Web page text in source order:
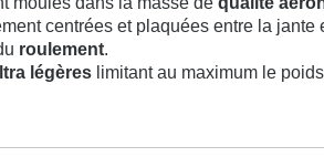
centrées et plaquées entre la jante
roulement.
légères limitant au maximum le